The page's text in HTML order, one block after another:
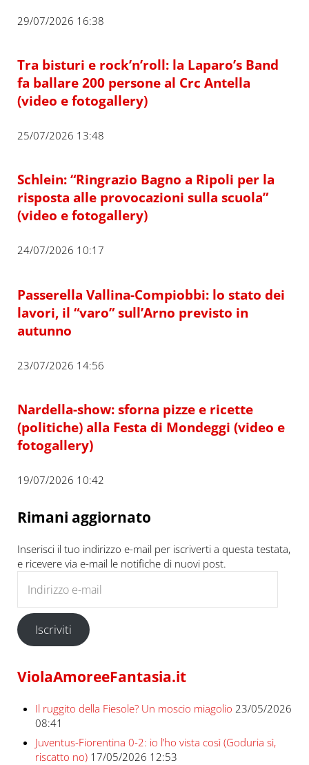
29/07/2026 16:38
Tra bisturi e rock’n’roll: la Laparo’s Band
fa ballare 200 persone al Crc Antella
(video e fotogallery)
25/07/2026 13:48
Schlein: “Ringrazio Bagno a Ripoli per la
risposta alle provocazioni sulla scuola”
(video e fotogallery)
24/07/2026 10:17
Passerella Vallina-Compiobbi: lo stato dei
lavori, il “varo” sull’Arno previsto in
autunno
23/07/2026 14:56
Nardella-show: sforna pizze e ricette
(politiche) alla Festa di Mondeggi (video e
fotogallery)
19/07/2026 10:42
Rimani aggiornato
Inserisci il tuo indirizzo e-mail per iscriverti a questa testata,
e ricevere via e-mail le notifiche di nuovi post.
Iscriviti
ViolaAmoreeFantasia.it
Il ruggito della Fiesole? Un moscio miagolio 23/05/2026
08:41
Juventus-Fiorentina 0-2: io l’ho vista così (Goduria sì,
riscatto no) 17/05/2026 12:53